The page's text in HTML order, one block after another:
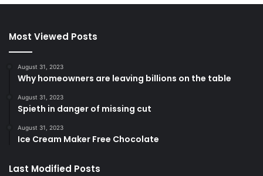
Most Viewed Posts
August 31, 2023
Why homeowners are leaving billions on the table
August 31, 2023
Spieth in danger of missing cut
August 31, 2023
Ice Cream Maker Free Chocolate
Last Modified Posts